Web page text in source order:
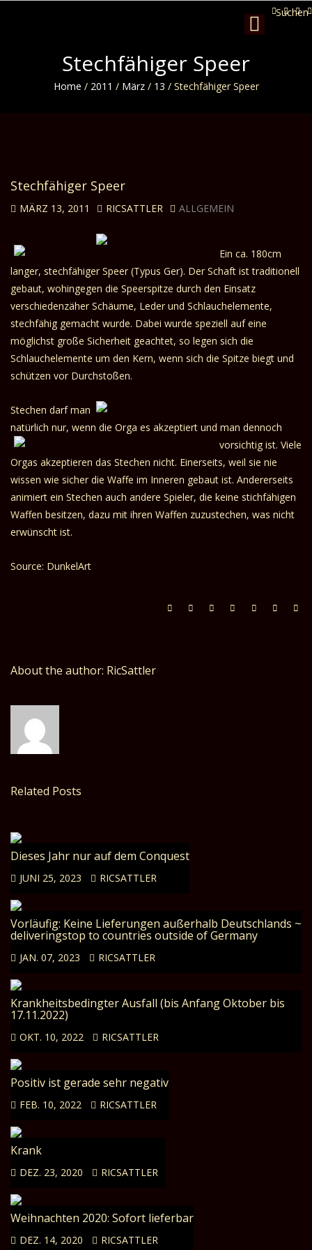
Suchen
Toggle
navigation
Stechfähiger Speer
Home / 2011 / März / 13 / Stechfähiger Speer
Stechfähiger Speer
MÄRZ 13, 2011 RICSATTLER ALLGEMEIN
Ein ca. 180cm
langer, stechfähiger Speer (Typus Ger). Der Schaft ist traditionell
gebaut, wohingegen die Speerspitze durch den Einsatz
verschiedenzäher Schäume, Leder und Schlauchelemente,
stechfähig gemacht wurde. Dabei wurde speziell auf eine
möglichst große Sicherheit geachtet, so legen sich die
Schlauchelemente um den Kern, wenn sich die Spitze biegt und
schützen vor Durchstoßen.
Stechen darf man
natürlich nur, wenn die Orga es akzeptiert und man dennoch
vorsichtig ist. Viele
Orgas akzeptieren das Stechen nicht. Einerseits, weil sie nie
wissen wie sicher die Waffe im Inneren gebaut ist. Andererseits
animiert ein Stechen auch andere Spieler, die keine stichfähigen
Waffen besitzen, dazu mit ihren Waffen zuzustechen, was nicht
erwünscht ist.
Source: DunkelArt
About the author: RicSattler
Related Posts
Dieses Jahr nur auf dem Conquest
JUNI 25, 2023 RICSATTLER
Vorläufig: Keine Lieferungen außerhalb Deutschlands ~
deliveringstop to countries outside of Germany
JAN. 07, 2023 RICSATTLER
Krankheitsbedingter Ausfall (bis Anfang Oktober bis
17.11.2022)
OKT. 10, 2022 RICSATTLER
Positiv ist gerade sehr negativ
FEB. 10, 2022 RICSATTLER
Krank
DEZ. 23, 2020 RICSATTLER
Weihnachten 2020: Sofort lieferbar
DEZ. 14, 2020 RICSATTLER